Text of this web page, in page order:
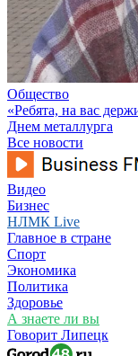
Общество
«Ребята, на вас
Днем металлурга
Все новости
Видео
Бизнес
НЛМК Live
Главное в стране
Спорт
Экономика
Политика
Здоровье
А знаете ли вы
Говорит Липецк